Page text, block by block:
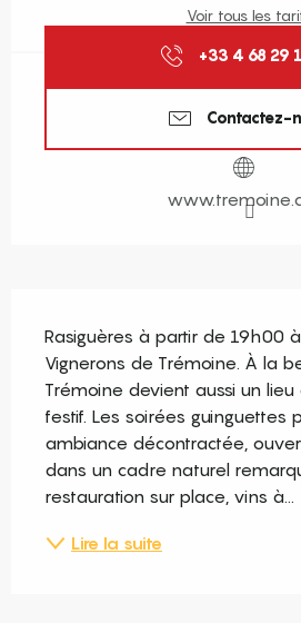
Voir tous les
+33 4 68 29
Contactez-
Rasiguères à partir de 19h00
Vignerons de Trémoine. À la
Trémoine devient aussi un
festif. Les soirées guinguettes
ambiance décontractée,
dans un cadre naturel
restauration sur place, vins à...
Lire la suite